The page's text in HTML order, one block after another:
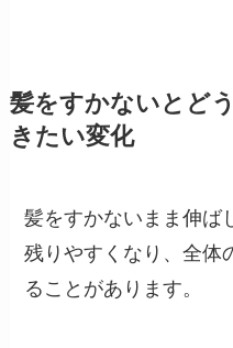
髪をすかないとど
きたい変化
髪をすかないまま伸ば
残りやすくなり、全体
ることがあります。